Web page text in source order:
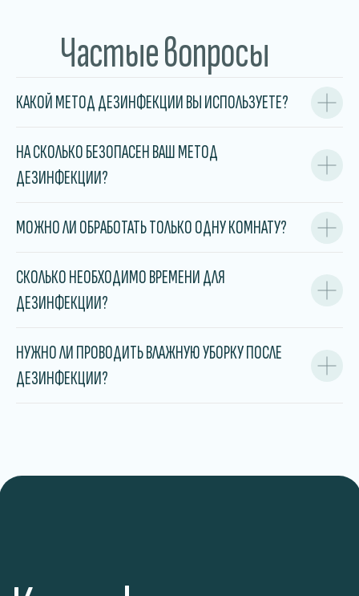
Частые вопросы
КАКОЙ МЕТОД ДЕЗИНФЕКЦИИ ВЫ ИСПОЛЬЗУЕТЕ?
НА СКОЛЬКО БЕЗОПАСЕН ВАШ МЕТОД
ДЕЗИНФЕКЦИИ?
МОЖНО ЛИ ОБРАБОТАТЬ ТОЛЬКО ОДНУ КОМНАТУ?
СКОЛЬКО НЕОБХОДИМО ВРЕМЕНИ ДЛЯ
ДЕЗИНФЕКЦИИ?
НУЖНО ЛИ ПРОВОДИТЬ ВЛАЖНУЮ УБОРКУ ПОСЛЕ
ДЕЗИНФЕКЦИИ?